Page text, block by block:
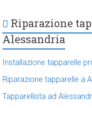
Riparazione
Alessandria
Installazione tapparelle
Riparazione tapparelle a
Tapparellista ad